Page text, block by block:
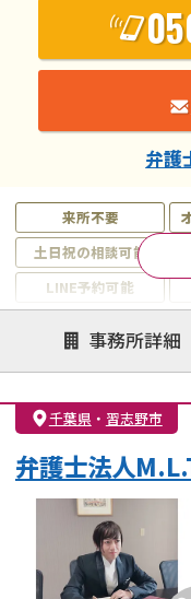
来所不要
土日祝の相談可能
LINE予約可能
注力案件
離婚前相談
親権・面会交流権
不貞・不倫慰謝料請求
財産分与
弁護
事務所詳細
千葉県 ・ 習志野市
弁護士法人